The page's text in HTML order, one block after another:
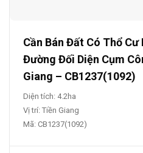
Cần Bán Đất Có Thổ
Đường Đối Diện Cụm
Giang – CB1237(1092)
Diện tích: 4.2ha
Vị trí: Tiền Giang
Mã: CB1237(1092)